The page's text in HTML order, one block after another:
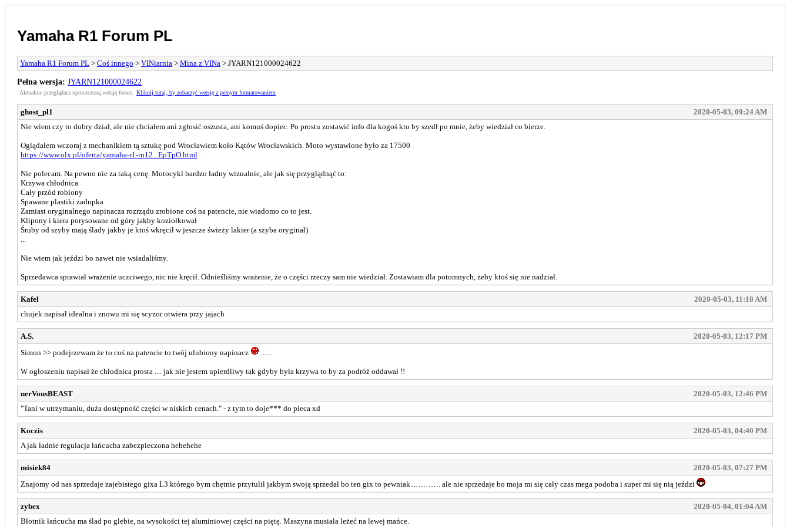
Yamaha R1 Forum PL
Yamaha R1 Forum PL > Coś innego > VINiarnia > Mina z VINa > JYARN121000024622
Pełna wersja: JYARN121000024622
Aktualnie przeglądasz uproszczoną wersję forum. Kliknij tutaj, by zobaczyć wersję z pełnym formatowaniem
ghost_pl1
2020-05-03, 09:24 AM
Nie wiem czy to dobry dział, ale nie chciałem ani zgłosić oszusta, ani komuś dopiec. Po prostu zostawić info dla kogoś kto by szedł po mnie, żeby wiedział co bierze.
Oglądałem wczoraj z mechanikiem tą sztukę pod Wrocławiem koło Kątów Wrocławskich. Moto wystawione było za 17500
https://www.olx.pl/oferta/yamaha-r1-rn12...EpTpO.html
Nie polecam. Na pewno nie za taką cenę. Motocykl bardzo ładny wizualnie, ale jak się przyglądnąć to:
Krzywa chłodnica
Cały przód robiony
Spawane plastiki zadupka
Zamiast oryginalnego napinacza rozrządu zrobione coś na patencie, nie wiadomo co to jest.
Klipony i kiera porysowane od góry jakby koziołkował
Śruby od szyby mają ślady jakby je ktoś wkręcił w jeszcze świeży lakier (a szyba oryginał)
Nie wiem jak jeździ bo nawet nie wsiadaliśmy.
Sprzedawca sprawiał wrażenie uczciwego, nic nie kręcił. Odnieśliśmy wrażenie, że o części rzeczy sam nie wiedział. Zostawiam dla potomnych, żeby ktoś się nie nadział.
Kafel
2020-05-03, 11:18 AM
chujek napisał idealna i znowu mi się scyzor otwiera przy jajach
A.S.
2020-05-03, 12:17 PM
Simon >> podejrzewam że to coś na patencie to twój ulubiony napinacz
W ogłoszeniu napisał że chłodnica prosta .... jak nie jestem upierdliwy tak gdyby była krzywa to by za podróż oddawał !!
nerVousBEAST
2020-05-03, 12:46 PM
"Tani w utrzymaniu, duża dostępność części w niskich cenach." - z tym to doje*** do pieca xd
Koczis
2020-05-03, 04:40 PM
A jak ładnie regulacja łańcucha zabezpieczona hehehehe
misiek84
2020-05-03, 07:27 PM
Znajomy od nas sprzedaje zajebistego gixa L3 którego bym chętnie przytulił jakbym swoją sprzedał bo ten gix to pewniak...………. ale nie sprzedaje bo moja mi się cały czas mega podoba i super mi się nią jeździ
zybex
2020-05-04, 01:04 AM
Błotnik łańcucha ma ślad po glebie, na wysokości tej aluminiowej części na piętę. Maszyna musiała leżeć na lewej mańce.